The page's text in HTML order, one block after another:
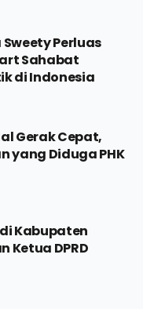
Perluas
Sahabat
di Indonesia
Gerak Cepat,
yang Diduga PHK
Kabupaten
Ketua DPRD